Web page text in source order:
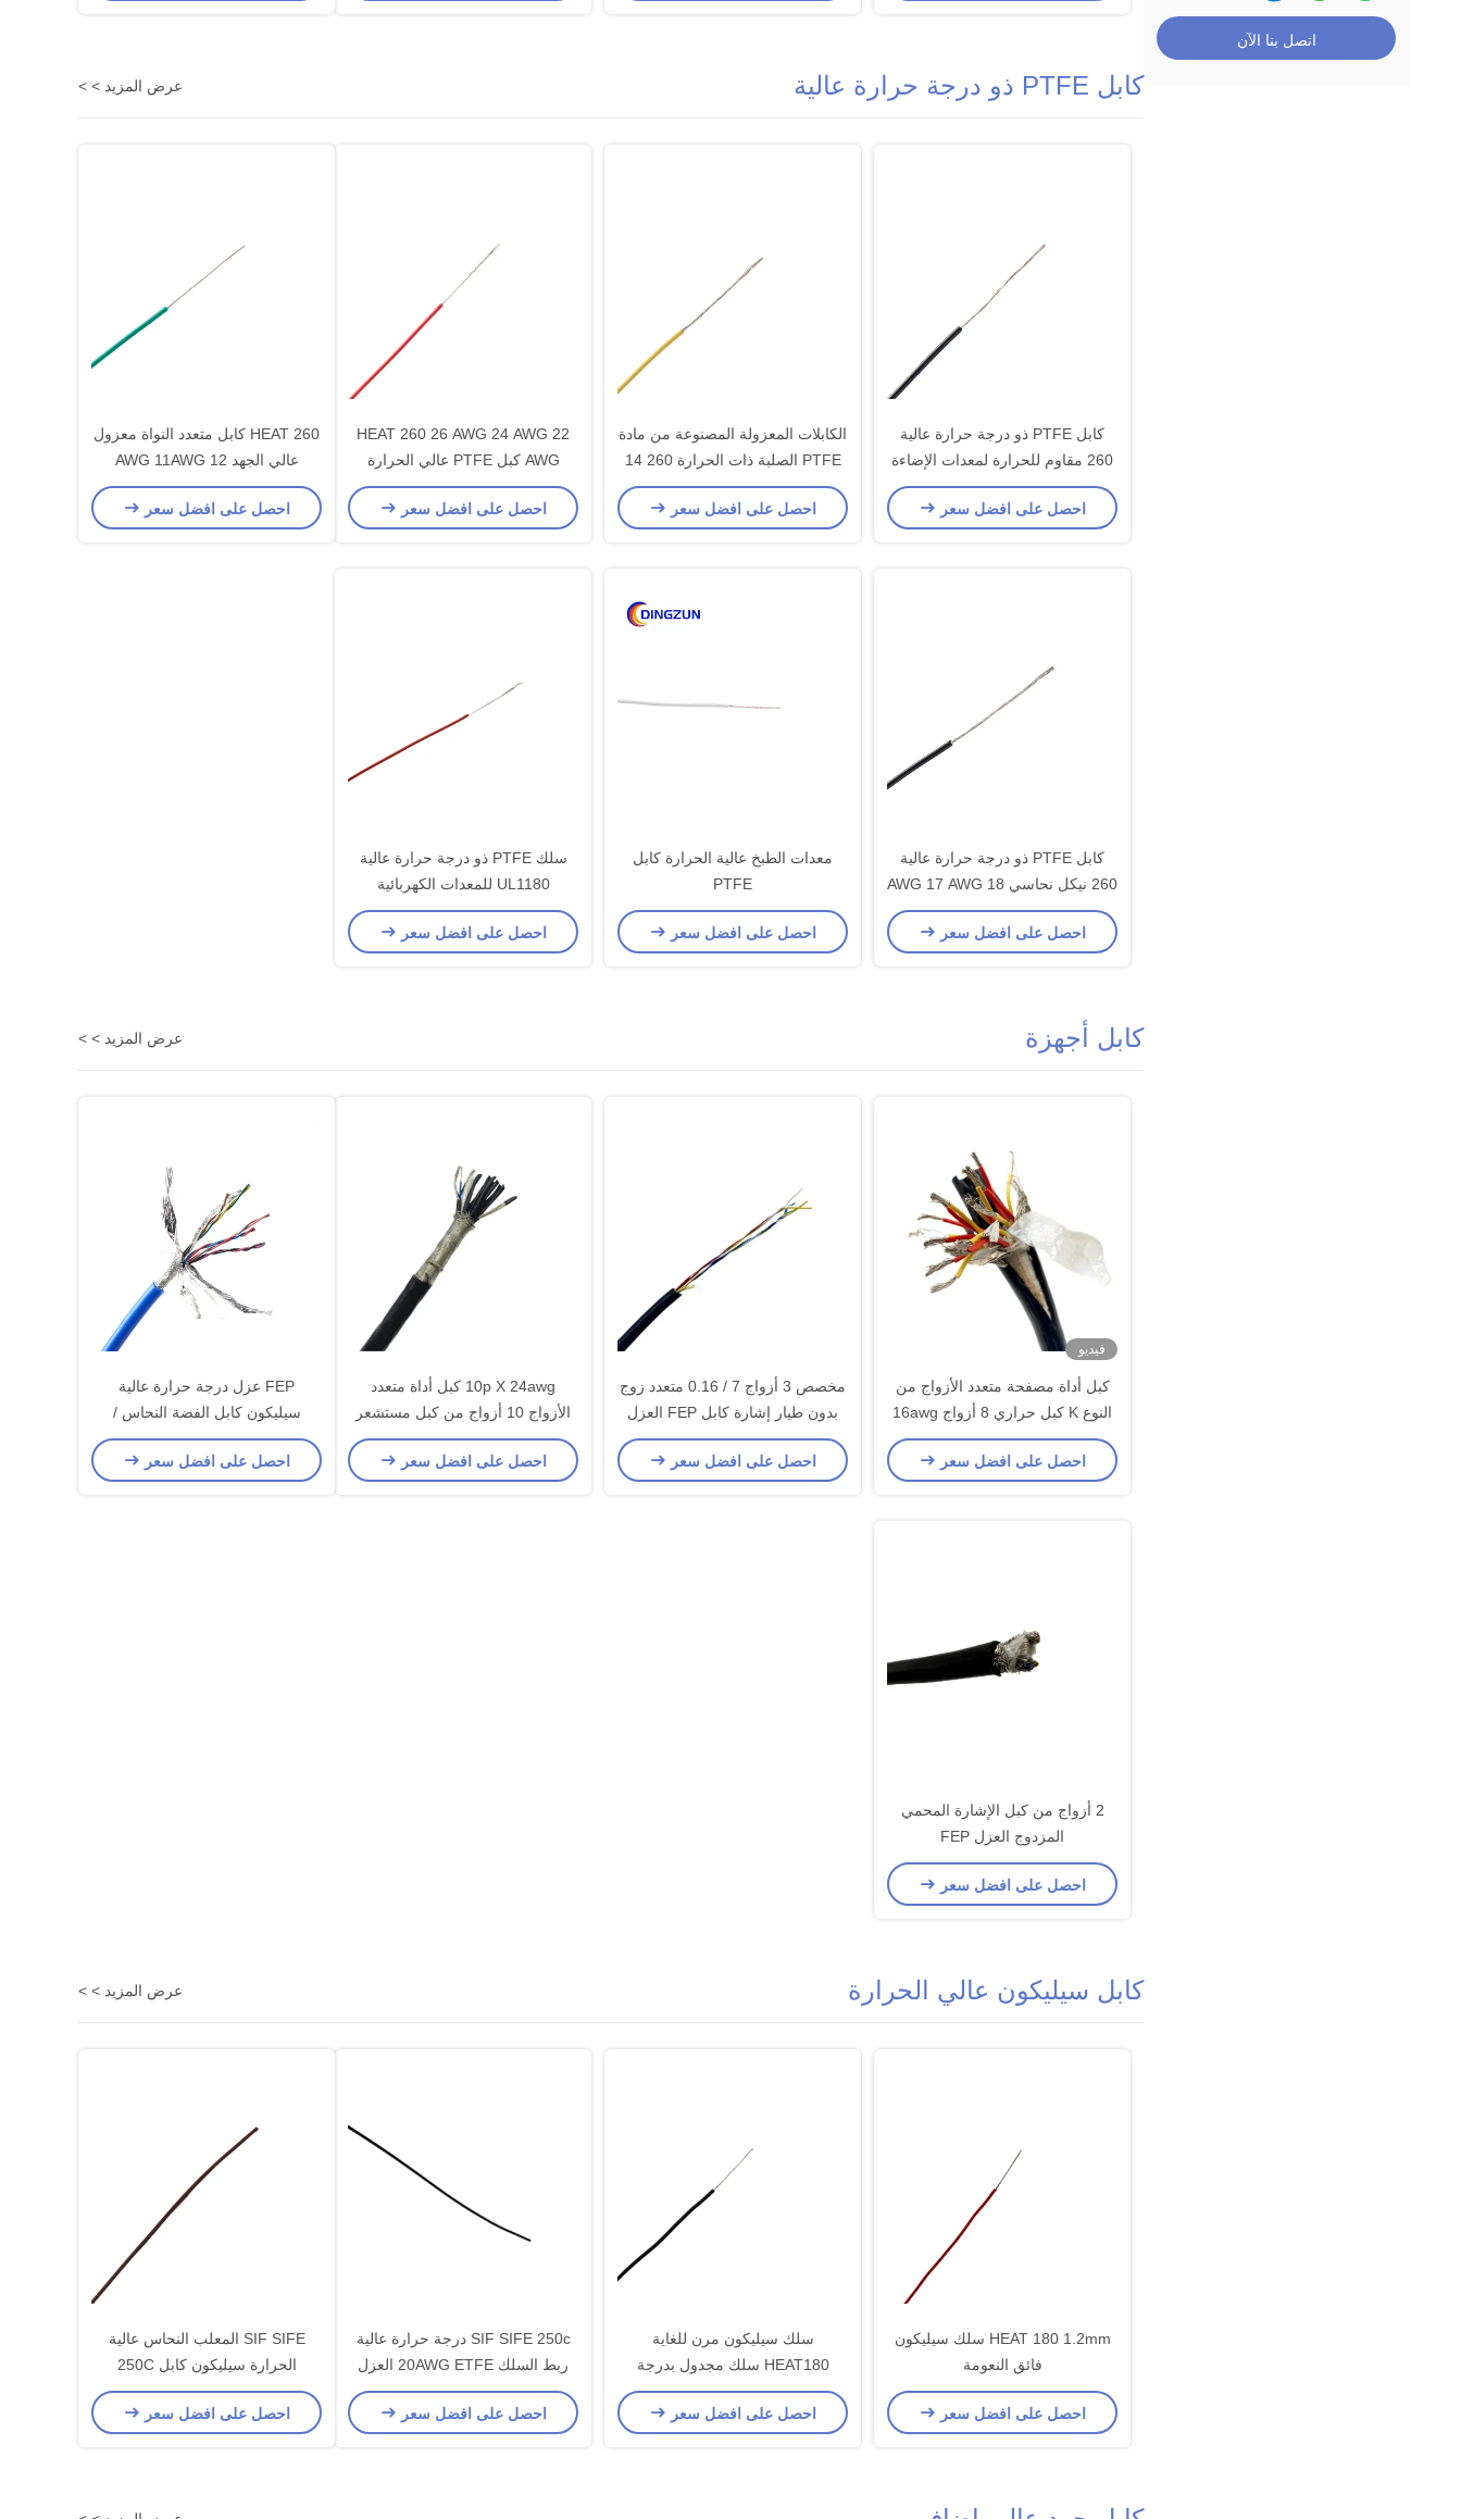
اتصل بنا الآن
كابل PTFE ذو درجة حرارة عالية عرض المزيد > >
كابل PTFE ذو درجة حرارة عالية
260 مقاوم للحرارة لمعدات الإضاءة
احصل على افضل سعر
الكابلات المعزولة المصنوعة من مادة
PTFE الصلبة ذات الحرارة 260 14
AWG 13 AWG للأجهزة
احصل على افضل سعر
HEAT 260 26 AWG 24 AWG 22
AWG كبل PTFE عالي الحرارة
للأجهزة الكهربائية
احصل على افضل سعر
HEAT 260 كابل متعدد النواة معزول
عالي الجهد 12 AWG 11AWG
احصل على افضل سعر
كابل PTFE ذو درجة حرارة عالية
260 نيكل نحاسي 18 AWG 17 AWG
16 AWG
احصل على افضل سعر
معدات الطبخ عالية الحرارة كابل
PTFE
احصل على افضل سعر
سلك PTFE ذو درجة حرارة عالية
UL1180 للمعدات الكهربائية
احصل على افضل سعر
كابل أجهزة عرض المزيد > >
فيديو
كبل أداة مصفحة متعدد الأزواج من
النوع K كبل حراري 8 أزواج 16awg
احصل على افضل سعر
مخصص 3 أزواج 7 / 0.16 متعدد زوج
بدون طيار إشارة كابل FEP العزل
سيليكون غمد
احصل على افضل سعر
10p X 24awg كبل أداة متعدد
الأزواج 10 أزواج من كبل مستشعر
FEP
احصل على افضل سعر
FEP عزل درجة حرارة عالية
سيليكون كابل الفضة النحاس /
النحاس المعلب
احصل على افضل سعر
2 أزواج من كبل الإشارة المحمي
المزدوج العزل FEP
احصل على افضل سعر
كابل سيليكون عالي الحرارة عرض المزيد > >
HEAT 180 1.2mm سلك سيليكون
فائق النعومة
احصل على افضل سعر
سلك سيليكون مرن للغاية
HEAT180 سلك مجدول بدرجة
حرارة عالية
احصل على افضل سعر
SIF SIFE 250c درجة حرارة عالية
ربط السلك 20AWG ETFE العزل
احصل على افضل سعر
SIF SIFE المعلب النحاس عالية
الحرارة سيليكون كابل 250C
24AWG PFA عزل ربط الأسلاك
احصل على افضل سعر